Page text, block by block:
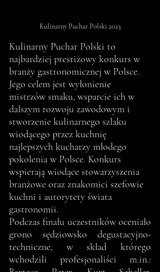
Kulinarny Puchar Polski 2023
Kulinarny Puchar Polski to
najbardziej prestiżowy konkurs w
branży gastronomicznej w Polsce.
Jego celem jest wyłonienie
mistrzów smaku, wsparcie ich w
dalszym rozwoju zawodowym i
stworzenie kulinarnego szlaku
wiodącego przez kuchnię
najlepszych kucharzy młodego
pokolenia w Polsce. Konkurs
wspierają wiodące stowarzyszenia
branżowe oraz znakomici szefowie
kuchni i autorytety świata
gastronomii.
Podczas finału uczestników oceniało
grono sędziowsko degustacyjno-
techniczne, w skład którego
wchodzili profesjonaliści m.in.: